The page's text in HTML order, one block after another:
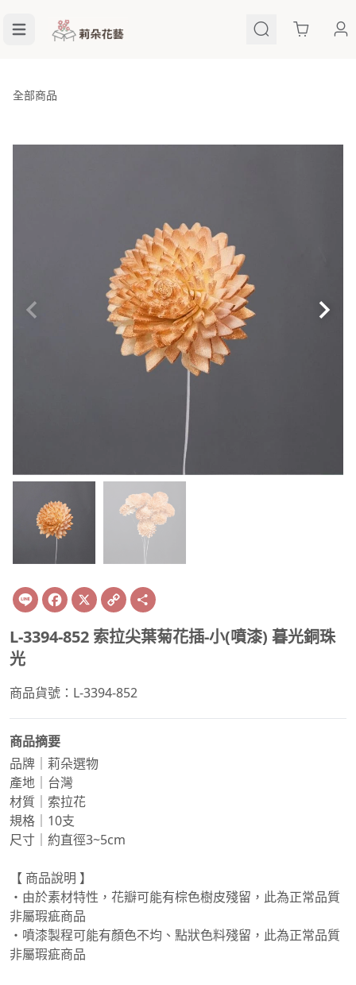
Cart
全部商品
Line Facebook
X Copy
Link
L-3394-852 索拉尖葉菊花插-小(噴漆) 暮光銅珠
光
商品貨號：L-3394-852
商品摘要
品牌｜莉朵選物
產地｜台灣
材質｜索拉花
規格｜10支
尺寸｜約直徑3~5cm
【 商品說明 】
・由於素材特性，花瓣可能有棕色樹皮殘留，此為正常品質
非屬瑕疵商品
・噴漆製程可能有顏色不均、點狀色料殘留，此為正常品質
非屬瑕疵商品